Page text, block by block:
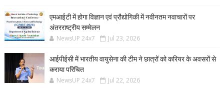
एमआईटी में होगा विज्ञान एवं प्रौद्योगिकी में नवीनतम नवाचारों पर
अंतरराष्ट्रीय सम्मेलन
NewsUP 24x7 Jul 23, 2026
आईपीईसी में भारतीय वायुसेना की टीम ने छात्रों को करियर के अवसरों से
कराया परिचित
NewsUP 24x7 Jul 22, 2026